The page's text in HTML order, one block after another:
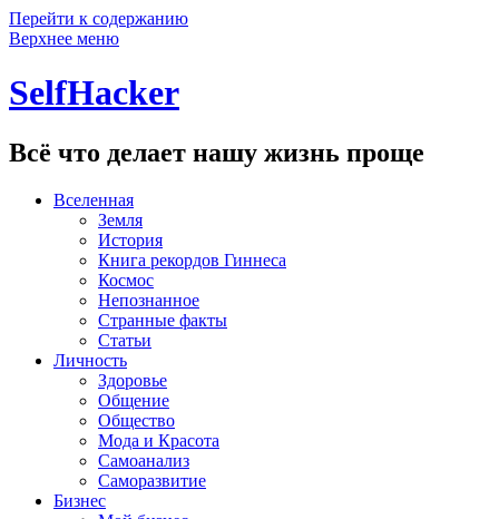
Перейти к содержанию
Верхнее меню
SelfHacker
Всё что делает нашу жизнь проще
Вселенная
Земля
История
Книга рекордов Гиннеса
Космос
Непознанное
Странные факты
Статьи
Личность
Здоровье
Общение
Общество
Мода и Красота
Самоанализ
Саморазвитие
Бизнес